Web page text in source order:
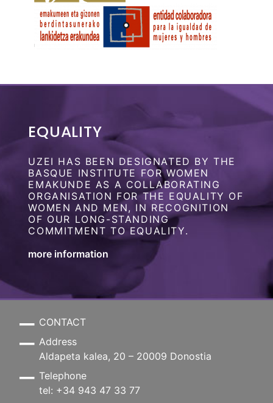
EQUALITY
UZEI HAS BEEN DESIGNATED BY THE
BASQUE INSTITUTE FOR WOMEN
EMAKUNDE AS A COLLABORATING
ORGANISATION FOR THE EQUALITY OF
WOMEN AND MEN, IN RECOGNITION
OF OUR LONG-STANDING
COMMITMENT TO EQUALITY.
more information
CONTACT
Address
Aldapeta kalea, 20 – 20009 Donostia
Telephone
tel: +34 943 47 33 77